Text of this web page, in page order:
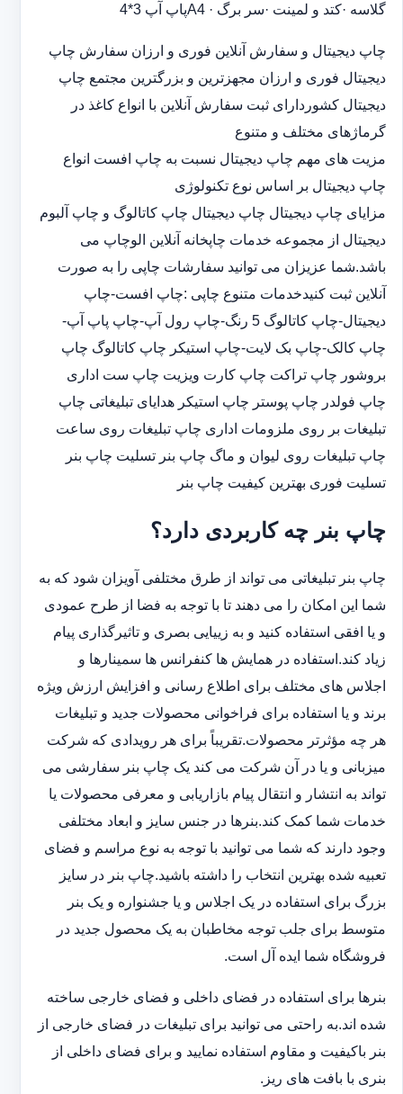
گلاسه ·‎کتد و لمینت ·‎سر برگ A4 ·‎پاپ آپ 3*4
چاپ دیجیتال و سفارش آنلاین فوری و ارزان سفارش چاپ
دیجیتال فوری و ارزان مجهزترین و بزرگترین مجتمع چاپ
دیجیتال کشوردارای ثبت سفارش آنلاین با انواع کاغذ در
گرماژهای مختلف و متنوع
مزیت های مهم چاپ دیجیتال نسبت به چاپ افست انواع
چاپ دیجیتال بر اساس نوع تکنولوژی
مزایای چاپ دیجیتال چاپ دیجیتال چاپ کاتالوگ و چاپ آلبوم
دیجیتال از مجموعه خدمات چاپخانه آنلاین الوچاپ می
باشد.شما عزیزان می توانید سفارشات چاپی را به صورت
آنلاین ثبت کنیدخدمات متنوع چاپی :چاپ افست-چاپ
دیجیتال-چاپ کاتالوگ 5 رنگ-چاپ رول آپ-چاپ پاپ آپ-
چاپ کالک-چاپ بک لایت-چاپ استیکر چاپ کاتالوگ چاپ
بروشور چاپ تراکت چاپ کارت ویزیت چاپ ست اداری
چاپ فولدر چاپ پوستر چاپ استیکر هدایای تبلیغاتی چاپ
تبلیغات بر روی ملزومات اداری چاپ تبلیغات روی ساعت
چاپ تبلیغات روی لیوان و ماگ چاپ بنر تسلیت چاپ بنر
تسلیت فوری بهترین کیفیت چاپ بنر
چاپ بنر چه کاربردی دارد؟
چاپ بنر تبلیغاتی می تواند از طرق مختلفی آویزان شود که به
شما این امکان را می دهند تا با توجه به فضا از طرح عمودی
و یا افقی استفاده کنید و به زییایی بصری و تاثیرگذاری پیام
زیاد کند.استفاده در همایش ها کنفرانس ها سمینارها و
اجلاس های مختلف برای اطلاع رسانی و افزایش ارزش ویژه
برند و یا استفاده برای فراخوانی محصولات جدید و تبلیغات
هر چه مؤثرتر محصولات.تقریباً برای هر رویدادی که شرکت
میزبانی و یا در آن شرکت می کند یک چاپ بنر سفارشی می
تواند به انتشار و انتقال پیام بازاریابی و معرفی محصولات یا
خدمات شما کمک کند.بنرها در جنس سایز و ابعاد مختلفی
وجود دارند که شما می توانید با توجه به نوع مراسم و فضای
تعبیه شده بهترین انتخاب را داشته باشید.چاپ بنر در سایز
بزرگ برای استفاده در یک اجلاس و یا جشنواره و یک بنر
متوسط برای جلب توجه مخاطبان به یک محصول جدید در
فروشگاه شما ایده آل است.
بنرها برای استفاده در فضای داخلی و فضای خارجی ساخته
شده اند.به راحتی می توانید برای تبلیغات در فضای خارجی از
بنر باکیفیت و مقاوم استفاده نمایید و برای فضای داخلی از
بنری با بافت های ریز.